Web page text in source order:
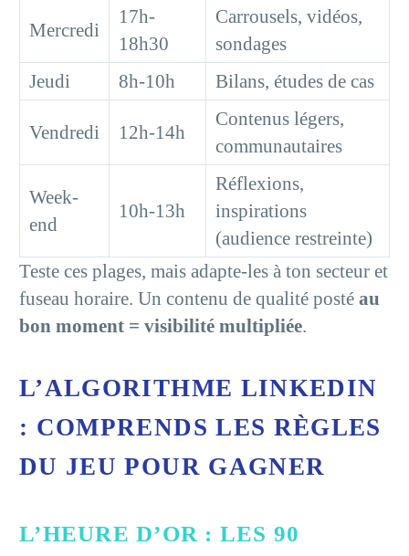
Mercredi
17h-
18h30
Carrousels, vidéos,
sondages
Jeudi
8h-10h Bilans, études de cas
Vendredi 12h-14h
Contenus légers,
communautaires
Week-
end
10h-13h
Réflexions,
inspirations
(audience restreinte)
Teste ces plages, mais adapte-les à ton secteur et
fuseau horaire. Un contenu de qualité posté au
bon moment = visibilité multipliée.
L’ALGORITHME LINKEDIN
: COMPRENDS LES RÈGLES
DU JEU POUR GAGNER
L’HEURE D’OR : LES 90